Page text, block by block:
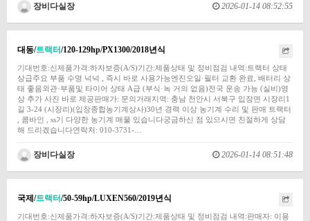
장비다실장 2026-01-14 08:52:55
대동/트랙터/120-129hp/PX1300/2018년식
기대번호:신제품가격:하자보증(A/S)기간:제품상태 및 정비점검 내역:트랙터 상태
상급주요 부품 수명 넉넉 , 즉시 바로 사용가능엔진오일·필터 교환 완료, 배터리 상
태 좋음외관·부품및 타이어 상태 A급 (부식·녹 거의 없음)전국 운송 가능 (실비)영
상 추가 사진 바로 제공판매가: 문의거래지역: 충남 천안시 서북구 입장면 시장리1
길 3-24 (시장리)(입장종합농기계상사)30년 경력 이상 농기계 수리 및 판매 트랙터
, 콤바인 , ss기 다양한 농기계 매물 있습니다궁금하신 점 있으시면 친절하게 상담
해 드리겠습니다연락처: 010-3731-…
장비다실장 2026-01-14 08:51:48
국제/트랙터/50-59hp/LUXEN560/2019년식
기대번호:신제품가격:하자보증(A/S)기간:제품상태 및 정비점검 내역:판매자: 이용